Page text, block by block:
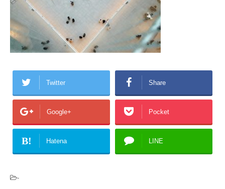
Twitter Share
Google+ Pocket
B! Hatena LINE
-